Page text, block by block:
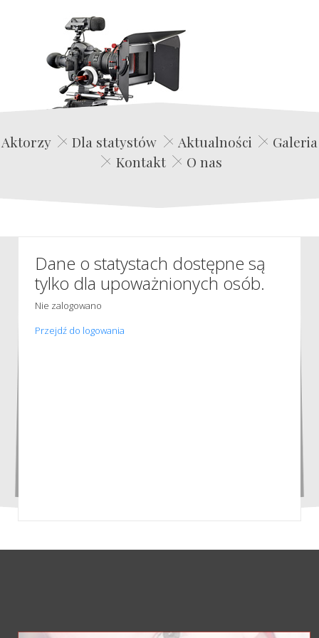
Edwin Film Agencja Aktorska
Aktorzy Dla statystów Aktualności
Galeria
Kontakt
O nas
Dane o statystach dostępne są
tylko dla upoważnionych osób.
Nie zalogowano
Przejdź do logowania